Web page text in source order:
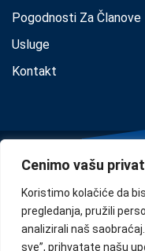
Cenimo vašu
Koristimo kolačiće da
pregledanja, pružili
analizirali naš
sve”, prihvatate našu
Pogodnosti Za Članove
Usluge
Kontakt
Privacy•